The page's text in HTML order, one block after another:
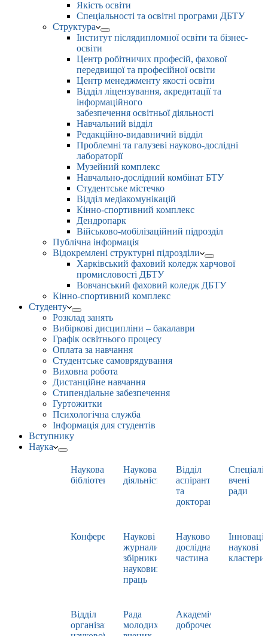
Якість освіти
Спеціальності та освітні програми ДБТУ
Структура
Інститут післядипломної освіти та бізнес-
освіти
Центр робітничих професій, фахової
передвищої та професійної освіти
Центр менеджменту якості освіти
Відділ ліцензування, акредитації та
інформаційного
забезпечення освітньої діяльності
Навчальний відділ
Редакційно-видавничий відділ
Проблемні та галузеві науково-дослідні
лабораторії
Музейний комплекс
Навчально-дослідний комбінат БТУ
Студентське містечко
Відділ медіакомунікацій
Кінно-спортивний комплекс
Дендропарк
Військово-мобілізаційний підрозділ
Публічна інформація
Відокремлені структурні підрозділи
Харківський фаховий коледж харчової
промисловості ДБТУ
Вовчанський фаховий коледж ДБТУ
Кінно-спортивний комплекс
Студенту
Розклад занять
Вибіркові дисципліни – бакалаври
Графік освітнього процесу
Оплата за навчання
Студентське самоврядування
Виховна робота
Дистанційне навчання
Стипендіальне забезпечення
Гуртожитки
Психологічна служба
Інформація для студентів
Вступнику
Наука
Наукова
бібліотека
Наукова
діяльність
Відділ
аспірантури
та
докторантури
вчені
ради
Конференції
Наукові
журнали,
збірники
наукових
праць
Науково-
дослідна
частина
наукові
кластери
Відділ
організації
Рада
молодих
Академічна
доброчесність